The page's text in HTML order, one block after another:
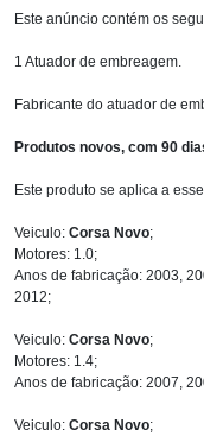
Este anúncio contém os
1 Atuador de embreagem.
Fabricante do atuador de
Produtos novos, com 90
Este produto se aplica a
Veiculo: Corsa Novo;
Motores: 1.0;
Anos de fabricação: 2003,
2012;
Veiculo: Corsa Novo;
Motores: 1.4;
Anos de fabricação: 2007,
Veiculo: Corsa Novo;